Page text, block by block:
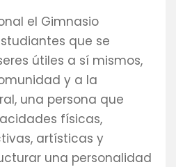
el Gimnasio
que se
útiles a sí mismos,
y a la
una persona que
físicas,
artísticas y
una personalidad